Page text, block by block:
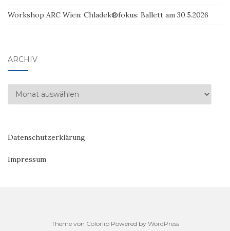
Workshop ARC Wien: Chladek®fokus: Ballett am 30.5.2026
ARCHIV
Archiv
Datenschutzerklärung
Impressum
Theme von ColorlibPowered by WordPress